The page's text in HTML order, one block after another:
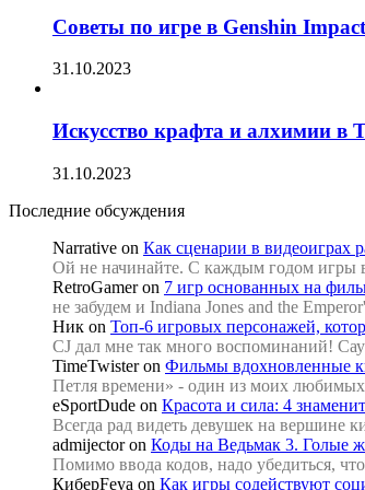
Советы по игре в Genshin
31.10.2023
Искусство крафта и алхимии в
31.10.2023
Последние обсуждения
Narrative on Как сценарии в видеоиграх
Ой не начинайте. С каждым годом игры
RetroGamer on 7 игр основанных на
не забудем и Indiana Jones and the
Ник on Топ-6 игровых персонажей,
CJ дал мне так много воспоминаний!
TimeTwister on Фильмы вдохновленные
Петля времени» - один из моих
eSportDude on Красота и сила: 4
Всегда рад видеть девушек на вершине
admijector on Коды на Ведьмак 3. Голые
Помимо ввода кодов, надо убедиться,
КиберFeya on Как игры содействуют